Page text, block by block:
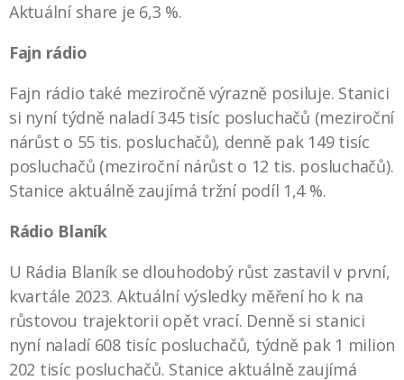
Aktuální share je 6,3 %.
Fajn rádio
Fajn rádio také meziročně výrazně posiluje. Stanici
si nyní týdně naladí 345 tisíc posluchačů (meziroční
nárůst o 55 tis. posluchačů), denně pak 149 tisíc
posluchačů (meziroční nárůst o 12 tis. posluchačů).
Stanice aktuálně zaujímá tržní podíl 1,4 %.
Rádio Blaník
U Rádia Blaník se dlouhodobý růst zastavil v první,
kvartále 2023. Aktuální výsledky měření ho k na
růstovou trajektorii opět vrací. Denně si stanici
nyní naladí 608 tisíc posluchačů, týdně pak 1 milion
202 tisíc posluchačů. Stanice aktuálně zaujímá